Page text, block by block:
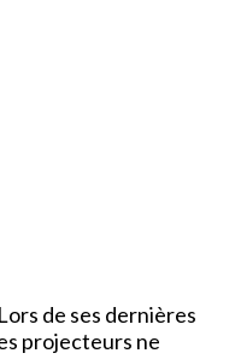
de ses dernières
projecteurs ne